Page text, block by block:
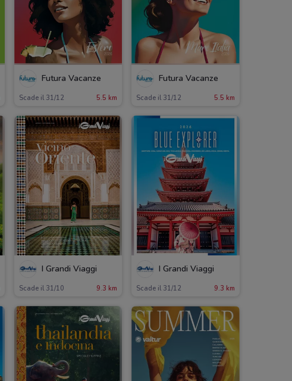
Futura Vacanze
Scade il 31/12 5.5 km
Futura Vacanze
Scade il 31/12 5.5 km
I Grandi Viaggi
Scade il 31/10 9.3 km
I Grandi Viaggi
Scade il 31/12 9.3 km